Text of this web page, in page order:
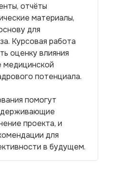
отчёты
материалы,
для
Курсовая работа
оценку влияния
медицинской
потенциала.
помогут
проекта, и
для
в будущем.